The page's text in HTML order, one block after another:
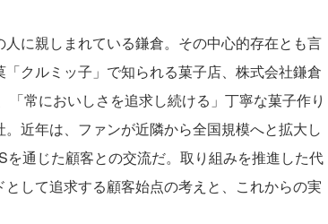
に親しまれている鎌倉。その中心的存在とも言
クルミッ子」で知られる菓子店、株式会社鎌倉
常においしさを追求し続ける」丁寧な菓子作り
近年は、ファンが近隣から全国規模へと拡大し
通じた顧客との交流だ。取り組みを推進した代
して追求する顧客始点の考えと、これからの実